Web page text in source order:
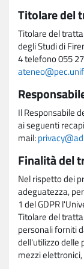
Titolare del
Titolare del
degli Studi di
4 telefono 055
Il Responsabile
ai seguenti
mail:
Finalità del
Nel rispetto dei
adeguatezza,
1 del GDPR
Titolare del
personali forniti
dell'utilizzo delle
mezzi